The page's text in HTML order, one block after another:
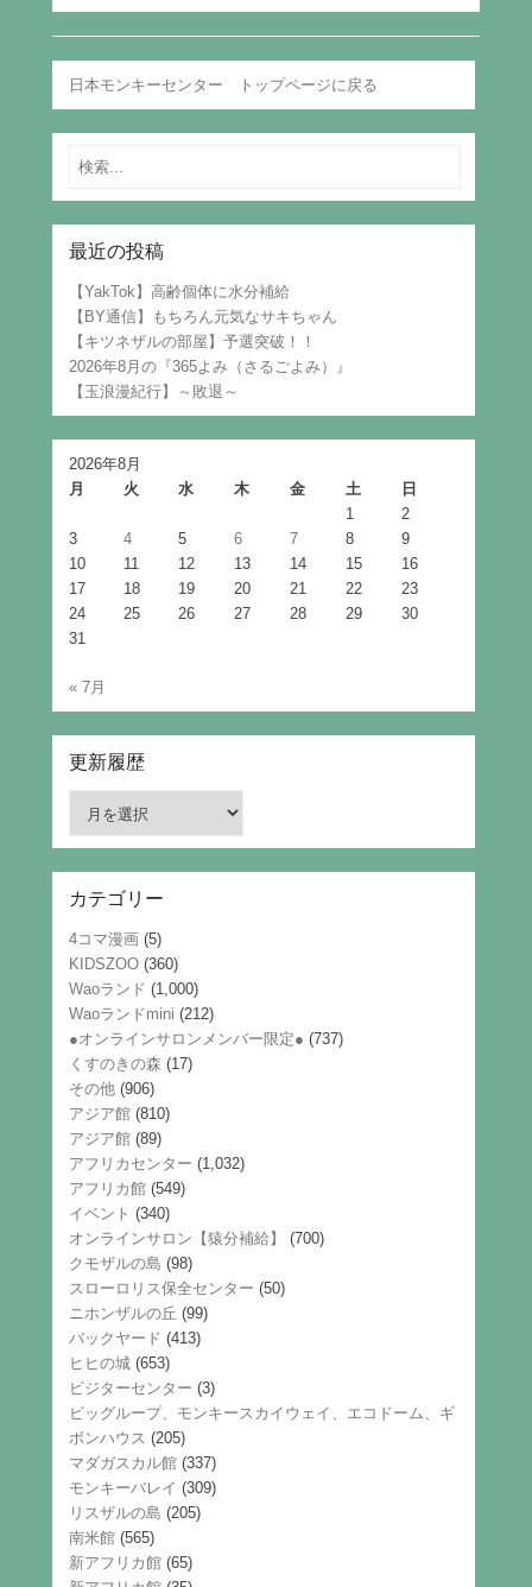
日本モンキーセンター トップページに戻る
Search
最近の投稿
【YakTok】高齢個体に水分補給
【BY通信】もちろん元気なサキちゃん
【キツネザルの部屋】予選突破！！
2026年8月の『365よみ（さるごよみ）』
【玉浪漫紀行】～敗退～
2026年8月
月
火 水 木 金 土
日
1
2
3
4 5 6 7 8
9
10
11 12 13 14 15
16
17
18 19 20 21 22
23
24
25 26 27 28 29
30
31
« 7月
更新履歴
履
歴
カテゴリー
4コマ漫画 (5)
KIDSZOO (360)
Waoランド (1,000)
Waoランドmini (212)
●オンラインサロンメンバー限定● (737)
くすのきの森 (17)
その他 (906)
アジア館 (810)
アジア館 (89)
アフリカセンター (1,032)
アフリカ館 (549)
イベント (340)
オンラインサロン【猿分補給】
(700)
クモザルの島 (98)
スローロリス保全センター (50)
ニホンザルの丘 (99)
バックヤード (413)
ヒヒの城 (653)
ビジターセンター (3)
ビッグループ、モンキースカイウェイ、エコドーム、ギ
ボンハウス (205)
マダガスカル館 (337)
モンキーバレイ (309)
リスザルの島 (205)
南米館 (565)
新アフリカ館 (65)